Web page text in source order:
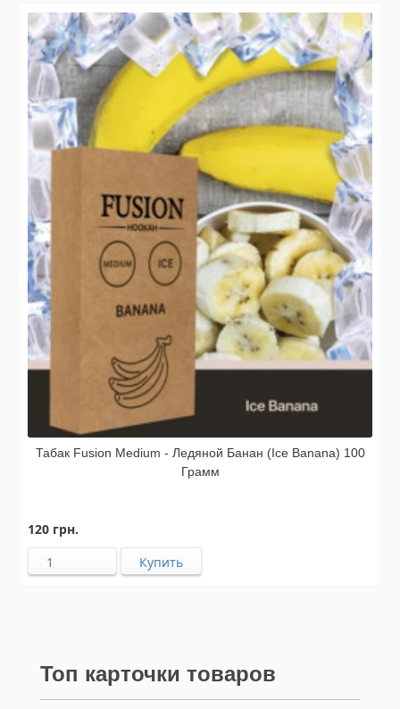
Табак Fusion Medium - Ледяной Банан (Ice Banana) 100
Грамм
120 грн.
Топ карточки товаров